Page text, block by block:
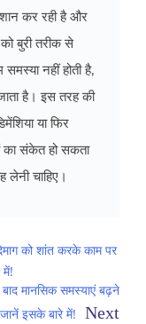
कर रही है और
बुरी तरीक से
नहीं होती है,
है। इस तरह की
या फिर
का संकेत हो सकता
चाहिए।
को शांत करके काम पर
में!
मानसिक समस्‍याएं बढ़ने
इसके बारे में!